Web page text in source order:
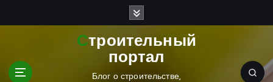
Строительный
портал
Блог о строительстве,